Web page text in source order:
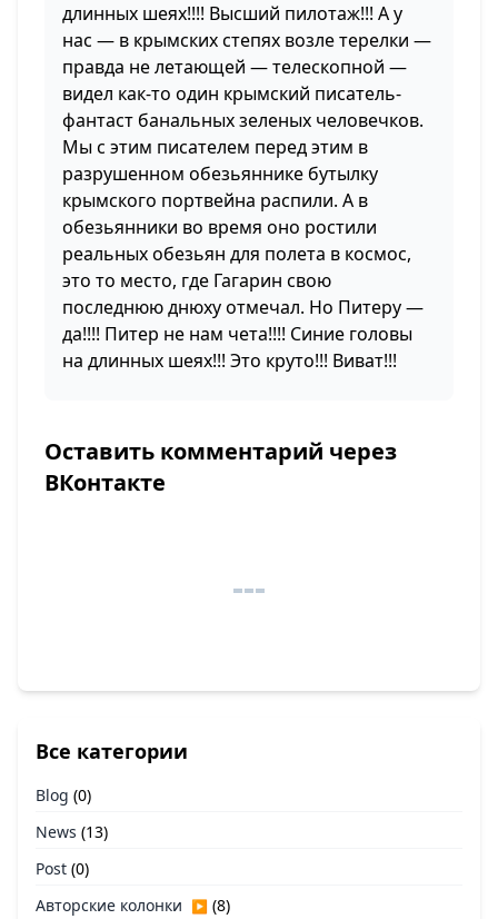
длинных шеях!!!! Высший пилотаж!!! А у
нас — в крымских степях возле терелки —
правда не летающей — телескопной —
видел как-то один крымский писатель-
фантаст банальных зеленых человечков.
Мы с этим писателем перед этим в
разрушенном обезьяннике бутылку
крымского портвейна распили. А в
обезьянники во время оно ростили
реальных обезьян для полета в космос,
это то место, где Гагарин свою
последнюю днюху отмечал. Но Питеру —
да!!!! Питер не нам чета!!!! Синие головы
на длинных шеях!!! Это круто!!! Виват!!!
Оставить комментарий через
ВКонтакте
Все категории
Blog (0)
News (13)
Post (0)
Авторские колонки ▶ (8)